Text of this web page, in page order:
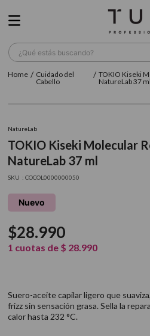
¿Qué estás buscando?
Cuidado del
Cabello
TOKIO Kiseki
NatureLab 37 ml
NatureLab
TOKIO Kiseki Molecular
NatureLab 37 ml
: COCOL0000000050
Nuevo
$28.990
1 cuotas de $ 28.990
Suero-aceite capilar ligero que
frizz sin sensación grasa. Sella la
calor hasta 232 °C.
TÉRMINOS MÁS BUSCADOS
2.
3. farmavita
5. cepillo
6. gama
7. secador
8 . loreal
10. protector térmico